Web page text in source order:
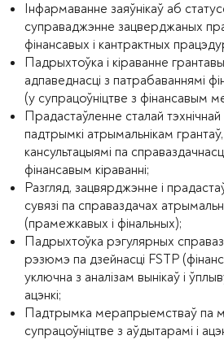
Інфармаванне заяўнікаў аб
суправаджэнне зацверджаных
фінансавых і кантрактных
Падрыхтоўка і кіраванне
адпаведнасці з патрабаваннямі
(у супрацоўніцтве з фінансавым
Прадастаўленне сталай тэхнічнай
падтрымкі атрымальнікам
кансультацыямі па
фінансавым кіраванні;
Разгляд, зацвярджэнне і
сувязі па справаздачах
(прамежкавых і фінальных);
Падрыхтоўка рэгулярных
рэзюмэ па дзейнасці FSTP
уключна з аналізам вынікаў і
ацэнкі;
Падтрымка мерапрыемстваў па
супрацоўніцтве з аўдытарамі і